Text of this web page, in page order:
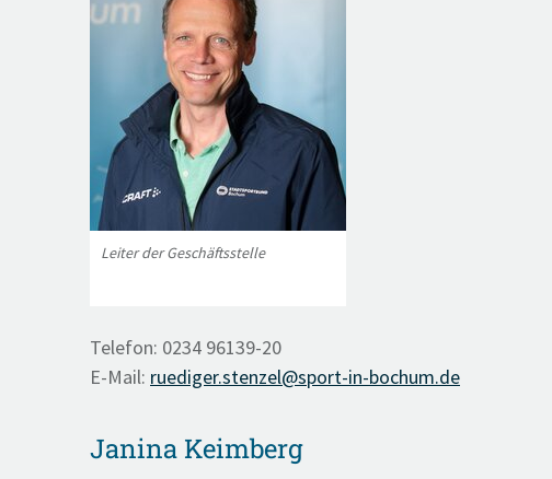
Leiter der Geschäftsstelle
Telefon: 0234 96139-20
E-Mail: ruediger.stenzel@sport-in-bochum.de
Janina Keimberg